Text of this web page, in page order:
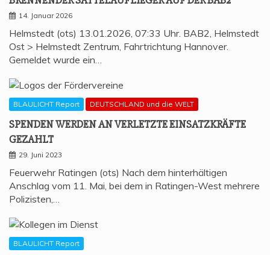
14. Januar 2026
Helmstedt (ots) 13.01.2026, 07:33 Uhr. BAB2, Helmstedt
Ost > Helmstedt Zentrum, Fahrtrichtung Hannover.
Gemeldet wurde ein…
BLAULICHT Report DEUTSCHLAND und die WELT
SPEN­DEN WER­DEN AN VER­LETZ­TE EIN­SATZ­KRÄF­TE
GEZAHLT
29. Juni 2023
Feuerwehr Ratingen (ots) Nach dem hinterhältigen
Anschlag vom 11. Mai, bei dem in Ratingen-West mehrere
Polizisten,…
BLAULICHT Report